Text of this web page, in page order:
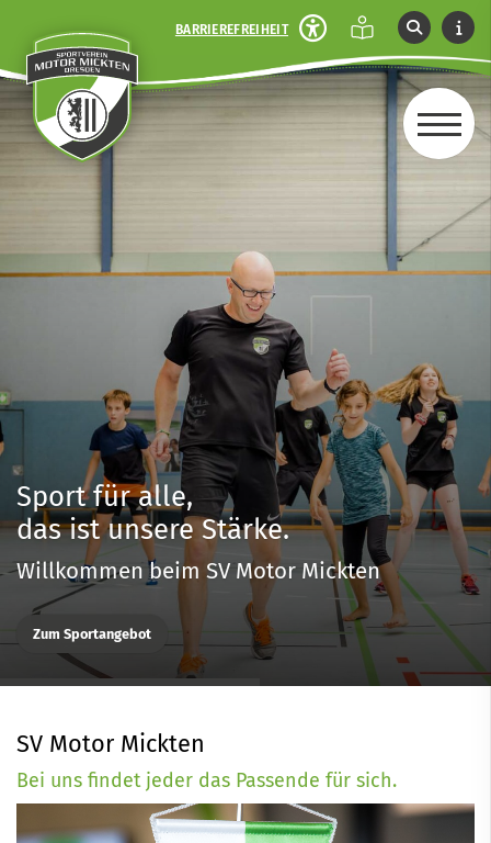
BARRIEREFREIHEIT
Sport für alle,
das ist unsere Stärke.
Willkommen beim SV Motor Mickten
Zum Sportangebot
SV Motor Mickten
Bei uns findet jeder das Passende für sich.